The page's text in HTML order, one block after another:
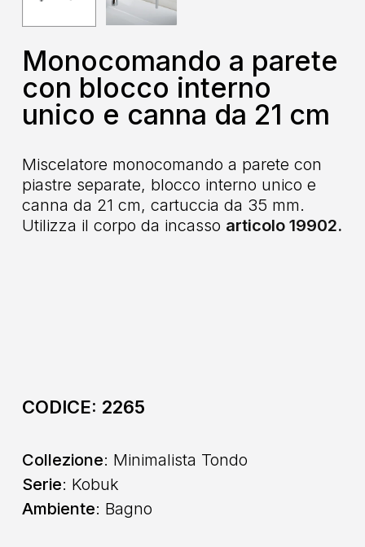
Monocomando a parete
con blocco interno
unico e canna da 21 cm
Miscelatore monocomando a parete con
piastre separate, blocco interno unico e
canna da 21 cm, cartuccia da 35 mm.
Utilizza il corpo da incasso articolo 19902.
CODICE: 2265
Collezione: Minimalista Tondo
Serie: Kobuk
Ambiente: Bagno